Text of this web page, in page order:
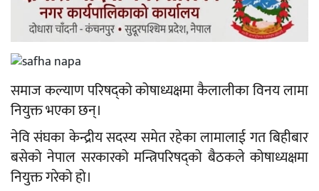
समाज कल्याण परिषद्को कोषाध्यक्षमा कैलालीका विनय लामा
नियुक्त भएका छन्।
नेवि संघका केन्द्रीय सदस्य समेत रहेका लामालाई गत बिहीबार
बसेको नेपाल सरकारको मन्त्रिपरिषद्को बैठकले कोषाध्यक्षमा
नियुक्त गरेको हो।